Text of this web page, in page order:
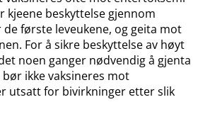
kjeene beskyttelse gjennom
første leveukene, og geita mot
For å sikre beskyttelse av høyt
noen ganger nødvendig å gjenta
ikke vaksineres mot
utsatt for bivirkninger etter slik